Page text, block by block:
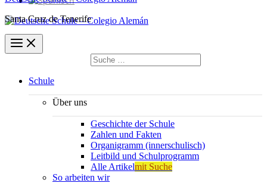
Santa Cruz de Tenerife
Suchen
nach:
Schule
Über uns
Geschichte der Schule
Zahlen und Fakten
Organigramm (innerschulisch)
Leitbild und Schulprogramm
Alle Artikelmit Suche
So arbeiten wir